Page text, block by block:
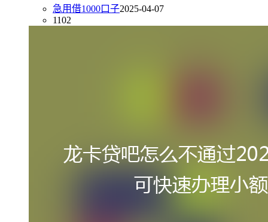
急用借1000口子2025-04-07
1102